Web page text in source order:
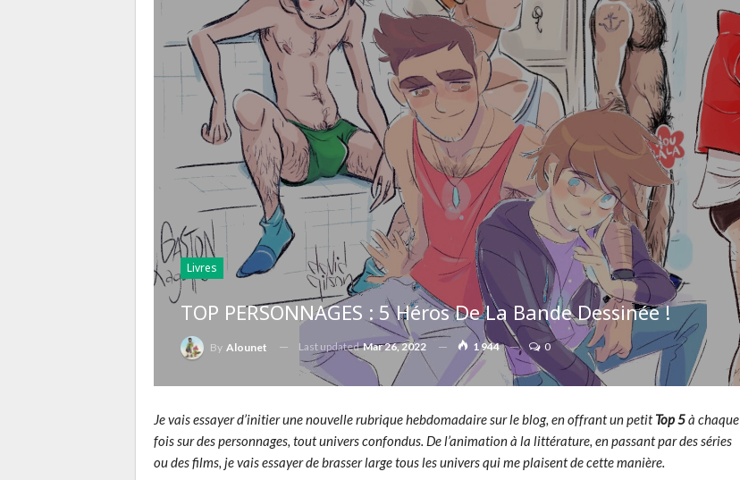
Livres
TOP PERSONNAGES : 5 Héros De La Bande Dessinée !
By Alounet Last updatedMar 26, 2022 1 944 0
Je vais essayer d’initier une nouvelle rubrique hebdomadaire sur le blog, en offrant un petitTop 5à chaque
fois sur des personnages, tout univers confondus. De l’animation à la littérature, en passant par des séries
ou des films, je vais essayer de brasser large tous les univers qui me plaisent de cette manière.